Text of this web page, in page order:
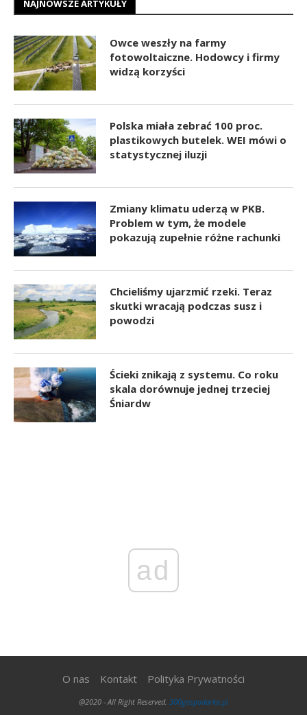
NAJNOWSZE ARTYKUŁY
Owce weszły na farmy
fotowoltaiczne. Hodowcy i firmy
widzą korzyści
Polska miała zebrać 100 proc.
plastikowych butelek. WEI mówi o
statystycznej iluzji
Zmiany klimatu uderzą w PKB.
Problem w tym, że modele
pokazują zupełnie różne rachunki
Chcieliśmy ujarzmić rzeki. Teraz
skutki wracają podczas susz i
powodzi
Ścieki znikają z systemu. Co roku
skala dorównuje jednej trzeciej
Śniardw
ad
O nas Kontakt Polityka Prywatności
@2020 - All Right Reserved. 300gospodarka.pl